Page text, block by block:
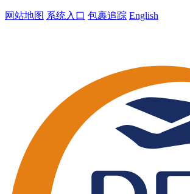
网站地图 系统入口 包裹追踪 English